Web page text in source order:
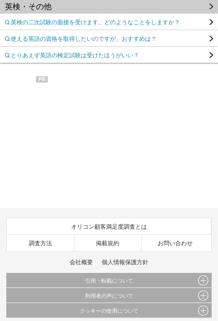
英検・その他
Q.英検の二次試験の面接を受けます。どのようなことをしますか？
Q.使える英語の資格を取得したいのですが、おすすめは？
Q.とりあえず英語の検定試験は受けたほうがいい？
PR
オリコン顧客満足度調査とは
調査方法 掲載規約 お問い合わせ
会社概要 個人情報保護方針
引用・転載について
当サイトで公開されている情報（文字、写真、イラスト、画像データ等）及びこれらの配
置・編集および構造などについての著作権は株式会社oricon MEに帰属しております。
これらの情報を権利者の許可なく無断転載・複製などの二次利用を行うことは固く禁じて
利用者の声について
当サイトに掲載している内容はすべてサービスの利用者が提出された見解・感想です。
クッキーの使用について